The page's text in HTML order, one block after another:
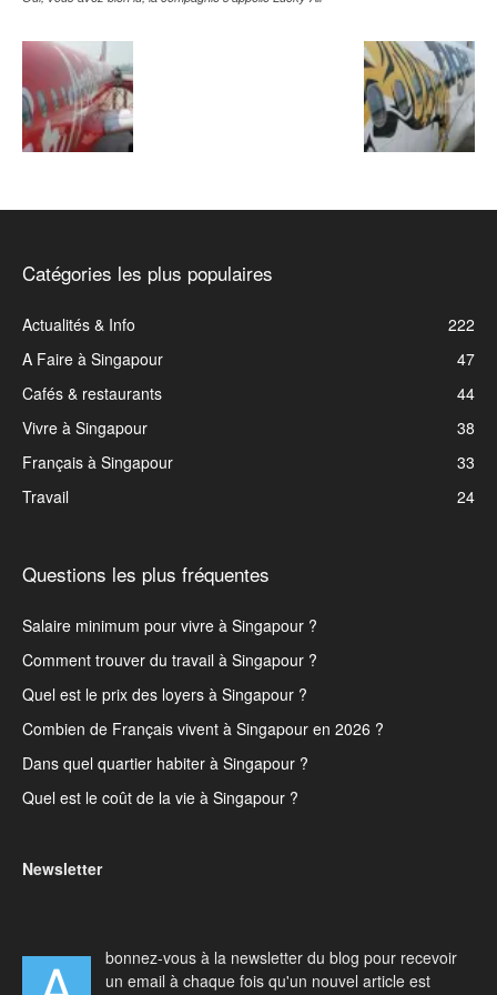
Catégories les plus populaires
Actualités & Info
222
A Faire à Singapour
47
Cafés & restaurants
44
Vivre à Singapour
38
Français à Singapour
33
Travail
24
Questions les plus fréquentes
Salaire minimum pour vivre à Singapour ?
Comment trouver du travail à Singapour ?
Quel est le prix des loyers à Singapour ?
Combien de Français vivent à Singapour en 2026 ?
Dans quel quartier habiter à Singapour ?
Quel est le coût de la vie à Singapour ?
Newsletter
bonnez-vous à la newsletter du blog pour recevoir
un email à chaque fois qu'un nouvel article est